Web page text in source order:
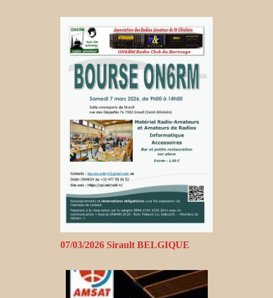
07/03/2026 Sirault BELGIQUE